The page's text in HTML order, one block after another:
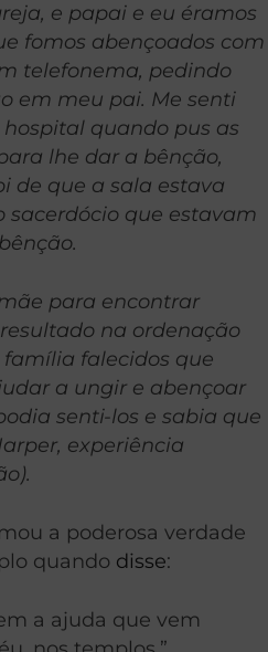
e papai e eu éramos
fomos abençoados com
telefonema, pedindo
em meu pai. Me senti
quando pus as
lhe dar a bênção,
de que a sala estava
sacerdócio que estavam
para encontrar
na ordenação
falecidos que
a ungir e abençoar
senti-los e sabia que
experiência
a poderosa verdade
quando disse:
a ajuda que vem